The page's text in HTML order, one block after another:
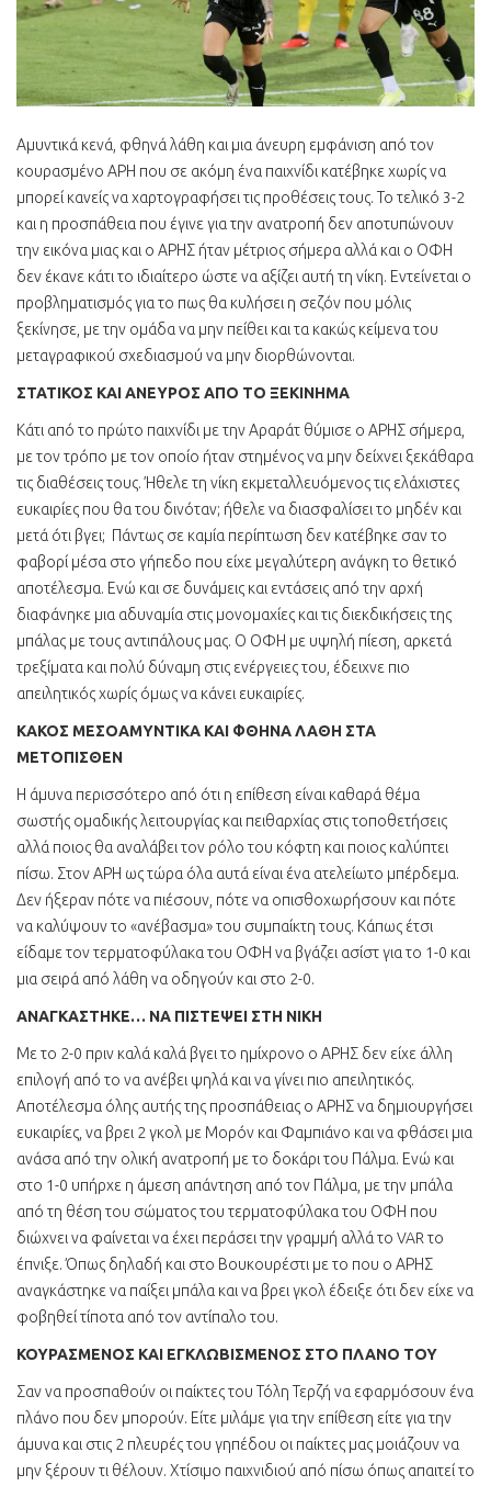
Αμυντικά κενά, φθηνά λάθη και μια άνευρη εμφάνιση από τον
κουρασμένο ΑΡΗ που σε ακόμη ένα παιχνίδι κατέβηκε χωρίς να
μπορεί κανείς να χαρτογραφήσει τις προθέσεις τους. Το τελικό 3-2
και η προσπάθεια που έγινε για την ανατροπή δεν αποτυπώνουν
την εικόνα μιας και ο ΑΡΗΣ ήταν μέτριος σήμερα αλλά και ο ΟΦΗ
δεν έκανε κάτι το ιδιαίτερο ώστε να αξίζει αυτή τη νίκη. Εντείνεται ο
προβληματισμός για το πως θα κυλήσει η σεζόν που μόλις
ξεκίνησε, με την ομάδα να μην πείθει και τα κακώς κείμενα του
μεταγραφικού σχεδιασμού να μην διορθώνονται.
ΣΤΑΤΙΚΟΣ ΚΑΙ ΑΝΕΥΡΟΣ ΑΠΟ ΤΟ ΞΕΚΙΝΗΜΑ
Κάτι από το πρώτο παιχνίδι με την Αραράτ θύμισε ο ΑΡΗΣ σήμερα,
με τον τρόπο με τον οποίο ήταν στημένος να μην δείχνει ξεκάθαρα
τις διαθέσεις τους. Ήθελε τη νίκη εκμεταλλευόμενος τις ελάχιστες
ευκαιρίες που θα του δινόταν; ήθελε να διασφαλίσει το μηδέν και
μετά ότι βγει; Πάντως σε καμία περίπτωση δεν κατέβηκε σαν το
φαβορί μέσα στο γήπεδο που είχε μεγαλύτερη ανάγκη το θετικό
αποτέλεσμα. Ενώ και σε δυνάμεις και εντάσεις από την αρχή
διαφάνηκε μια αδυναμία στις μονομαχίες και τις διεκδικήσεις της
μπάλας με τους αντιπάλους μας. Ο ΟΦΗ με υψηλή πίεση, αρκετά
τρεξίματα και πολύ δύναμη στις ενέργειες του, έδειχνε πιο
απειλητικός χωρίς όμως να κάνει ευκαιρίες.
ΚΑΚΟΣ ΜΕΣΟΑΜΥΝΤΙΚΑ ΚΑΙ ΦΘΗΝΑ ΛΑΘΗ ΣΤΑ
ΜΕΤΟΠΙΣΘΕΝ
Η άμυνα περισσότερο από ότι η επίθεση είναι καθαρά θέμα
σωστής ομαδικής λειτουργίας και πειθαρχίας στις τοποθετήσεις
αλλά ποιος θα αναλάβει τον ρόλο του κόφτη και ποιος καλύπτει
πίσω. Στον ΑΡΗ ως τώρα όλα αυτά είναι ένα ατελείωτο μπέρδεμα.
Δεν ήξεραν πότε να πιέσουν, πότε να οπισθοχωρήσουν και πότε
να καλύψουν το «ανέβασμα» του συμπαίκτη τους. Κάπως έτσι
είδαμε τον τερματοφύλακα του ΟΦΗ να βγάζει ασίστ για το 1-0 και
μια σειρά από λάθη να οδηγούν και στο 2-0.
ΑΝΑΓΚΑΣΤΗΚΕ… ΝΑ ΠΙΣΤΕΨΕΙ ΣΤΗ ΝΙΚΗ
Με το 2-0 πριν καλά καλά βγει το ημίχρονο ο ΑΡΗΣ δεν είχε άλλη
επιλογή από το να ανέβει ψηλά και να γίνει πιο απειλητικός.
Αποτέλεσμα όλης αυτής της προσπάθειας ο ΑΡΗΣ να δημιουργήσει
ευκαιρίες, να βρει 2 γκολ με Μορόν και Φαμπιάνο και να φθάσει μια
ανάσα από την ολική ανατροπή με το δοκάρι του Πάλμα. Ενώ και
στο 1-0 υπήρχε η άμεση απάντηση από τον Πάλμα, με την μπάλα
από τη θέση του σώματος του τερματοφύλακα του ΟΦΗ που
διώχνει να φαίνεται να έχει περάσει την γραμμή αλλά το VAR το
έπνιξε. Όπως δηλαδή και στο Βουκουρέστι με το που ο ΑΡΗΣ
αναγκάστηκε να παίξει μπάλα και να βρει γκολ έδειξε ότι δεν είχε να
φοβηθεί τίποτα από τον αντίπαλο του.
ΚΟΥΡΑΣΜΕΝΟΣ ΚΑΙ ΕΓΚΛΩΒΙΣΜΕΝΟΣ ΣΤΟ ΠΛΑΝΟ ΤΟΥ
Σαν να προσπαθούν οι παίκτες του Τόλη Τερζή να εφαρμόσουν ένα
πλάνο που δεν μπορούν. Είτε μιλάμε για την επίθεση είτε για την
άμυνα και στις 2 πλευρές του γηπέδου οι παίκτες μας μοιάζουν να
μην ξέρουν τι θέλουν. Χτίσιμο παιχνιδιού από πίσω όπως απαιτεί το